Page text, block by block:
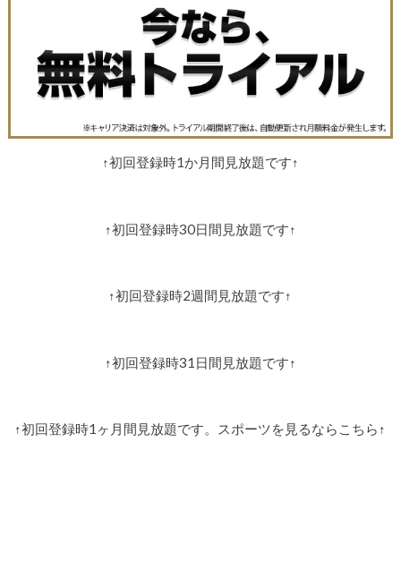
↑初回登録時1か月間見放題です↑
↑初回登録時30日間見放題です↑
↑初回登録時2週間見放題です↑
↑初回登録時31日間見放題です↑
↑初回登録時1ヶ月間見放題です。スポーツを見るならこちら↑